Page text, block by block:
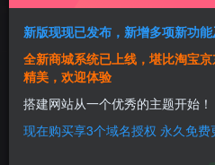
警方，将我们掌握的相关信
同时，在公安机关要求下，
题网站进行全部逐个筛查，如
相关信息提交给警方！
新版现现已发布，新增多项新功
全新商城系统已上线，堪比淘宝
精美，欢迎体验
搭建网站从一个优秀的主题开始！
现在购买享3个域名授权 永久免费